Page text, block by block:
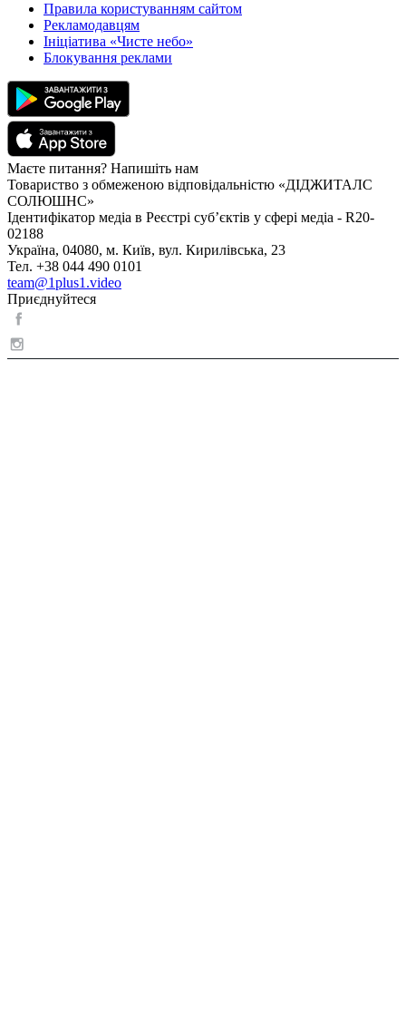
Правила користуванням сайтом
Рекламодавцям
Ініціатива «Чисте небо»
Блокування реклами
Маєте питання? Напишіть нам
Товариство з обмеженою відповідальністю «ДІДЖИТАЛС
СОЛЮШНС»
Ідентифікатор медіа в Реєстрі суб’єктів у сфері медіа - R20-
02188
Україна, 04080, м. Київ, вул. Кирилівська, 23
Тел. +38 044 490 0101
team@1plus1.video
Приєднуйтеся